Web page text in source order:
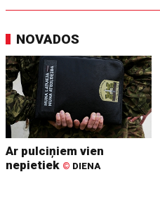
NOVADOS
Ar pulciņiem vien
nepietiek © DIENA